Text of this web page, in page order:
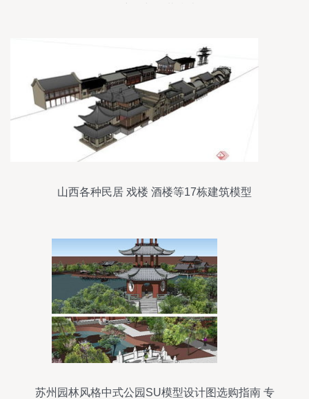
山西各种民居 戏楼 酒楼等17栋建筑模型
苏州园林风格中式公园SU模型设计图选购指南 专